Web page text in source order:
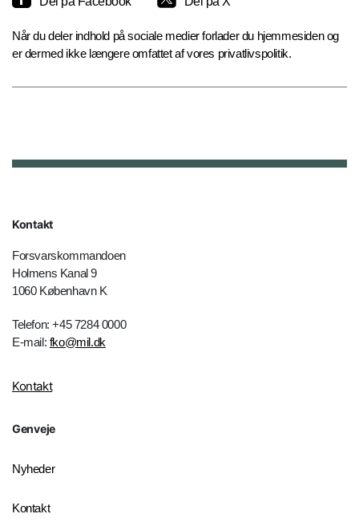
Når du deler indhold på sociale medier forlader du hjemmesiden og
er dermed ikke længere omfattet af vores privatlivspolitik.
Kontakt
Forsvarskommandoen
Holmens Kanal 9
1060 København K
Telefon: +45 7284 0000
E-mail: fko@mil.dk
Kontakt
Genveje
Nyheder
Kontakt